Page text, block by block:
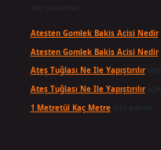
Son yorumlar
Atesten Gomlek Bakis Acisi Nedir
Atesten Gomlek Bakis Acisi Nedir
Ateş Tuğlası Ne Ile Yapıştırılıriçin
Ateş Tuğlası Ne Ile Yapıştırılıriçin
1 Metretül Kaç Metreiçin